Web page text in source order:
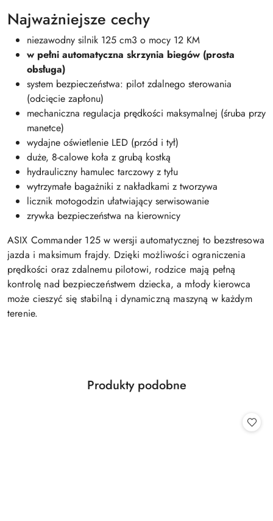
Najważniejsze cechy
niezawodny silnik 125 cm3 o mocy 12 KM
w pełni automatyczna skrzynia biegów (prosta
obsługa)
system bezpieczeństwa: pilot zdalnego sterowania
(odcięcie zapłonu)
mechaniczna regulacja prędkości maksymalnej (śruba przy
manetce)
wydajne oświetlenie LED (przód i tył)
duże, 8-calowe koła z grubą kostką
hydrauliczny hamulec tarczowy z tyłu
wytrzymałe bagażniki z nakładkami z tworzywa
licznik motogodzin ułatwiający serwisowanie
zrywka bezpieczeństwa na kierownicy
ASIX Commander 125 w wersji automatycznej to bezstresowa
jazda i maksimum frajdy. Dzięki możliwości ograniczenia
prędkości oraz zdalnemu pilotowi, rodzice mają pełną
kontrolę nad bezpieczeństwem dziecka, a młody kierowca
może cieszyć się stabilną i dynamiczną maszyną w każdym
terenie.
Pomiń karuzelę produktów
Produkty
Produkty podobne